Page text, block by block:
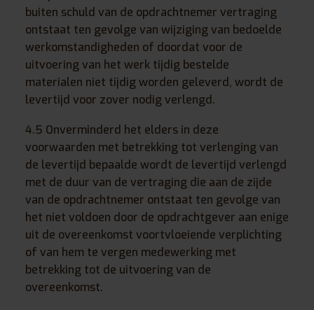
buiten schuld van de opdrachtnemer vertraging
ontstaat ten gevolge van wijziging van bedoelde
werkomstandigheden of doordat voor de
uitvoering van het werk tijdig bestelde
materialen niet tijdig worden geleverd, wordt de
levertijd voor zover nodig verlengd.
4.5 Onverminderd het elders in deze
voorwaarden met betrekking tot verlenging van
de levertijd bepaalde wordt de levertijd verlengd
met de duur van de vertraging die aan de zijde
van de opdrachtnemer ontstaat ten gevolge van
het niet voldoen door de opdrachtgever aan enige
uit de overeenkomst voortvloeiende verplichting
of van hem te vergen medewerking met
betrekking tot de uitvoering van de
overeenkomst.